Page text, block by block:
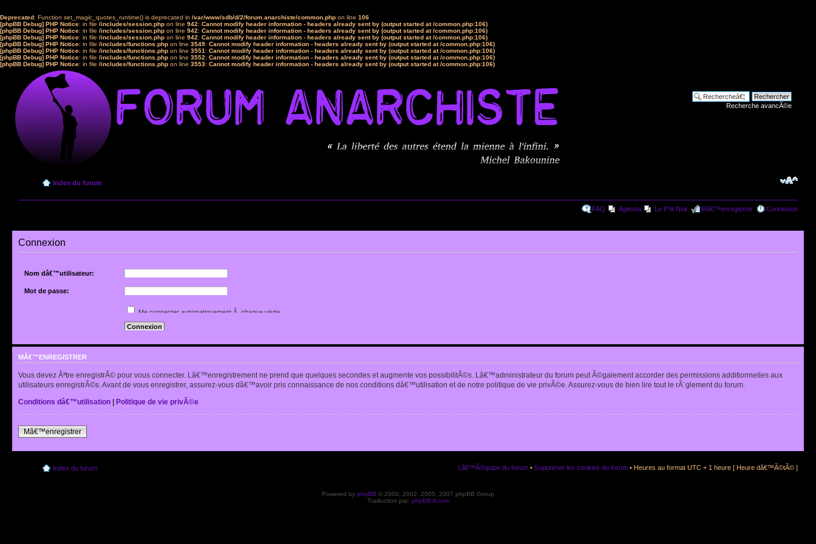
Deprecated: Function set_magic_quotes_runtime() is deprecated in /var/www/sdb/d/2/forum.anarchiste/common.php on line 106
[phpBB Debug] PHP Notice: in file /includes/session.php on line 942: Cannot modify header information - headers already sent by (output started at /common.php:106)
[phpBB Debug] PHP Notice: in file /includes/session.php on line 942: Cannot modify header information - headers already sent by (output started at /common.php:106)
[phpBB Debug] PHP Notice: in file /includes/session.php on line 942: Cannot modify header information - headers already sent by (output started at /common.php:106)
[phpBB Debug] PHP Notice: in file /includes/functions.php on line 3549: Cannot modify header information - headers already sent by (output started at /common.php:106)
[phpBB Debug] PHP Notice: in file /includes/functions.php on line 3551: Cannot modify header information - headers already sent by (output started at /common.php:106)
[phpBB Debug] PHP Notice: in file /includes/functions.php on line 3552: Cannot modify header information - headers already sent by (output started at /common.php:106)
[phpBB Debug] PHP Notice: in file /includes/functions.php on line 3553: Cannot modify header information - headers already sent by (output started at /common.php:106)
Recherche avancÃ©e
Index du forum
FAQ Agenda Le P'tit Noir Mâ€™enregistrer Connexion
Connexion
Nom dâ€™utilisateur:
Mot de passe:
Renvoyer lâ€™e-mail de confirmation
Me connecter automatiquement Ã chaque visite
Cacher mon statut en ligne pour cette session
MÂ€™ENREGISTRER
Vous devez Ãªtre enregistrÃ© pour vous connecter. Lâ€™enregistrement ne prend que quelques secondes et augmente vos possibilitÃ©s. Lâ€™administrateur du forum peut Ã©galement accorder des permissions additionnelles aux
utilisateurs enregistrÃ©s. Avant de vous enregistrer, assurez-vous dâ€™avoir pris connaissance de nos conditions dâ€™utilisation et de notre politique de vie privÃ©e. Assurez-vous de bien lire tout le rÃ¨glement du forum.
Conditions dâ€™utilisation
Politique de vie privÃ©e
Mâ€™enregistrer
Index du forum Lâ€™Ã©quipe du forum • Supprimer les cookies du forum • Heures au format UTC + 1 heure [ Heure dâ€™Ã©tÃ© ]
Powered by phpBB © 2000, 2002, 2005, 2007 phpBB Group
Traduction par: phpBB-fr.com